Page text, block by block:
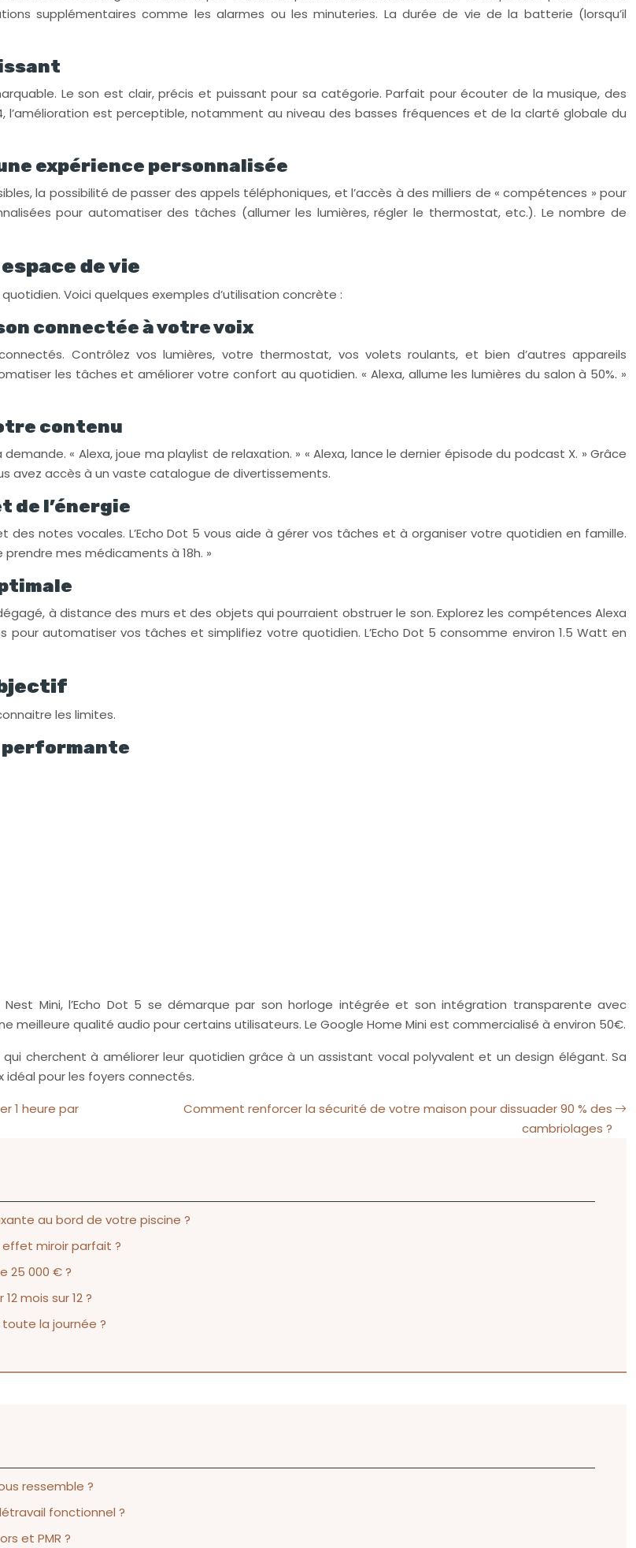
supplémentaires comme les alarmes ou les minuteries. La durée de vie de la batterie (lorsqu’il
Le son est clair, précis et puissant pour sa catégorie. Parfait pour écouter de la musique, des
l’amélioration est perceptible, notamment au niveau des basses fréquences et de la clarté globale du
expérience personnalisée
la possibilité de passer des appels téléphoniques, et l’accès à des milliers de « compétences » pour
pour automatiser des tâches (allumer les lumières, régler le thermostat, etc.). Le nombre de
de vie
Voici quelques exemples d’utilisation concrète :
connectée à votre voix
Contrôlez vos lumières, votre thermostat, vos volets roulants, et bien d’autres appareils
les tâches et améliorer votre confort au quotidien. « Alexa, allume les lumières du salon à 50%. »
contenu
« Alexa, joue ma playlist de relaxation. » « Alexa, lance le dernier épisode du podcast X. » Grâce
avez accès à un vaste catalogue de divertissements.
de l’énergie
des notes vocales. L’Echo Dot 5 vous aide à gérer vos tâches et à organiser votre quotidien en famille.
mes médicaments à 18h. »
à distance des murs et des objets qui pourraient obstruer le son. Explorez les compétences Alexa
automatiser vos tâches et simplifiez votre quotidien. L’Echo Dot 5 consomme environ 1.5 Watt en
les limites.
performante
Mini, l’Echo Dot 5 se démarque par son horloge intégrée et son intégration transparente avec
meilleure qualité audio pour certains utilisateurs. Le Google Home Mini est commercialisé à environ 50€.
cherchent à améliorer leur quotidien grâce à un assistant vocal polyvalent et un design élégant. Sa
pour les foyers connectés.
1 heure par
Comment renforcer la sécurité de votre maison pour dissuader 90 % des
cambriolages ?
au bord de votre piscine ?
miroir parfait ?
25 000 € ?
mois sur 12 ?
la journée ?
ressemble ?
fonctionnel ?
et PMR ?